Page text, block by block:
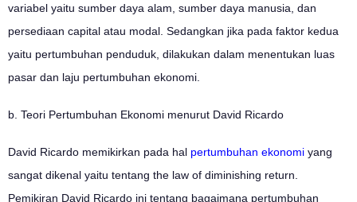
variabel yaitu sumber daya alam, sumber daya manusia, dan
persediaan capital atau modal. Sedangkan jika pada faktor kedua
yaitu pertumbuhan penduduk, dilakukan dalam menentukan luas
pasar dan laju pertumbuhan ekonomi.
b. Teori Pertumbuhan Ekonomi menurut David Ricardo
David Ricardo memikirkan pada hal pertumbuhan ekonomi yang
sangat dikenal yaitu tentang the law of diminishing return.
Pemikiran David Ricardo ini tentang bagaimana pertumbuhan